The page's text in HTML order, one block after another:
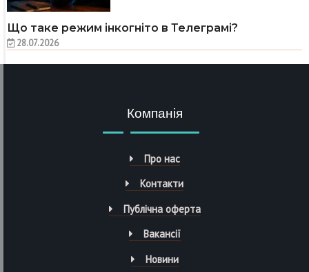
Що таке режим інкогніто в Телеграмі?
28.07.2026
Компанія
Про нас
Контакти
Публічна оферта
Вакансії
Новини